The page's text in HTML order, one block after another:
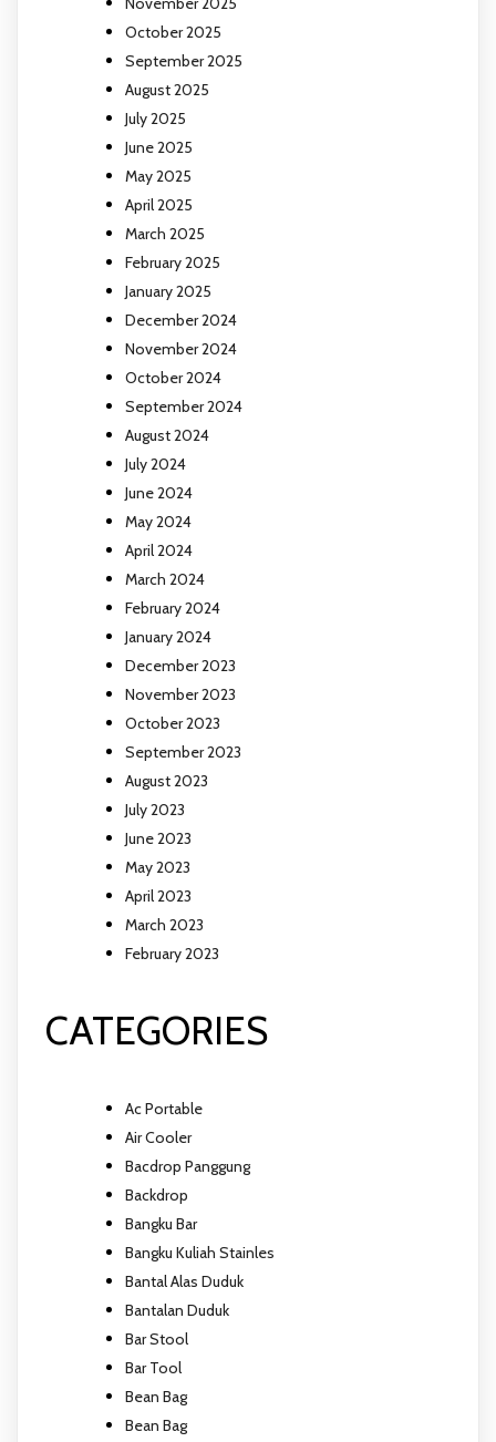
October 2025
September 2025
August 2025
July 2025
June 2025
May 2025
April 2025
March 2025
February 2025
January 2025
December 2024
November 2024
October 2024
September 2024
August 2024
July 2024
June 2024
May 2024
April 2024
March 2024
February 2024
January 2024
December 2023
November 2023
October 2023
September 2023
August 2023
July 2023
June 2023
May 2023
April 2023
March 2023
February 2023
CATEGORIES
Ac Portable
Air Cooler
Bacdrop Panggung
Backdrop
Bangku Bar
Bangku Kuliah Stainles
Bantal Alas Duduk
Bantalan Duduk
Bar Stool
Bar Tool
Bean Bag
Bean Bag